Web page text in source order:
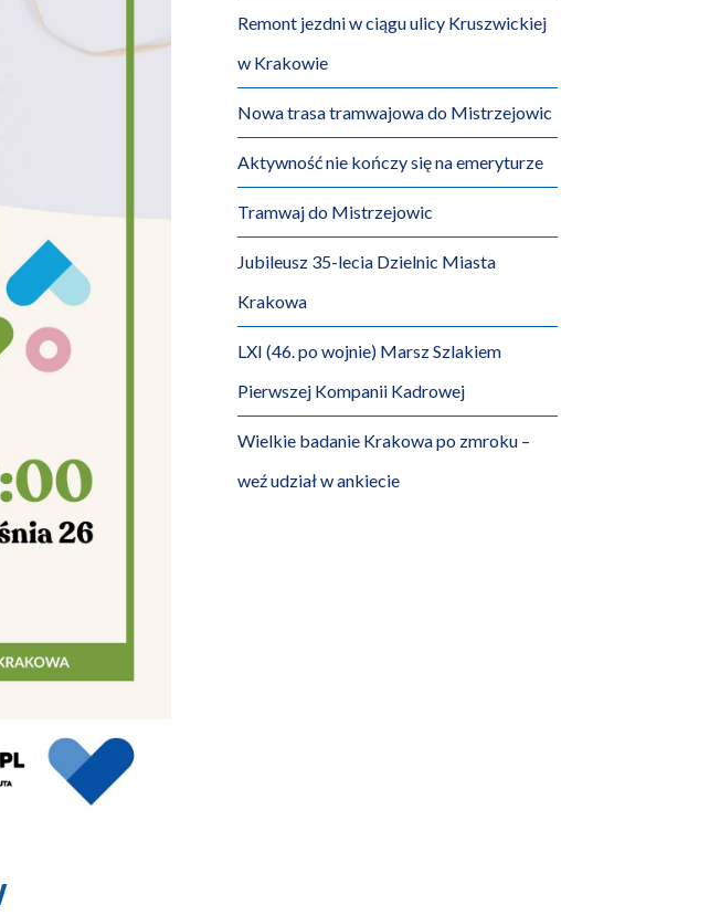
Remont jezdni w ciągu ulicy Kruszwickiej
w Krakowie
Nowa trasa tramwajowa do Mistrzejowic
Aktywność nie kończy się na emeryturze
Tramwaj do Mistrzejowic
Jubileusz 35-lecia Dzielnic Miasta
Krakowa
LXI (46. po wojnie) Marsz Szlakiem
Pierwszej Kompanii Kadrowej
Wielkie badanie Krakowa po zmroku –
weź udział w ankiecie